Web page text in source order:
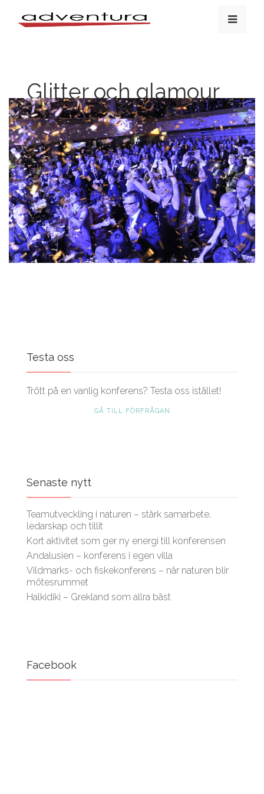
Glitter och glamour
Testa oss
Trött på en vanlig konferens? Testa oss istället!
GÅ TILL FÖRFRÅGAN
Senaste nytt
Teamutveckling i naturen – stärk samarbete,
ledarskap och tillit
Kort aktivitet som ger ny energi till konferensen
Andalusien – konferens i egen villa
Vildmarks- och fiskekonferens – när naturen blir
mötesrummet
Halkidiki – Grekland som allra bäst
Facebook